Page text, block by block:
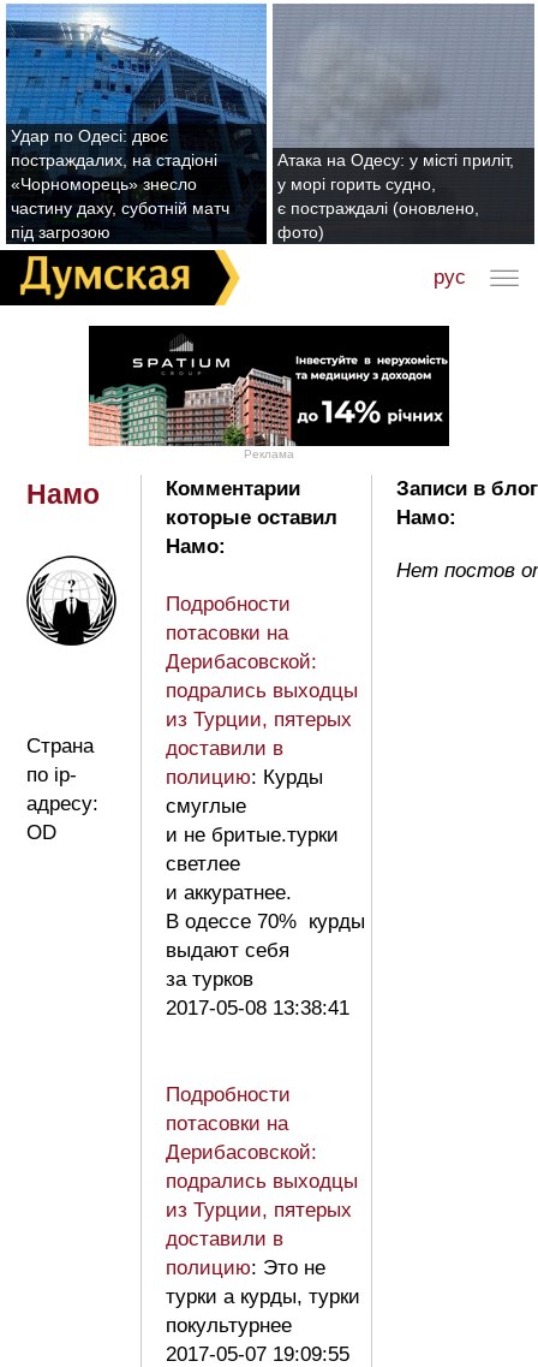
Удар по Одесі: двоє
постраждалих, на стадіоні
«Чорноморець» знесло
частину даху, суботній матч
під загрозою
Атака на Одесу: у місті приліт,
у морі горить судно,
є постраждалі (оновлено,
фото)
рус
Реклама
Намо
Страна
по ip-
адресу:
OD
Комментарии
которые оставил
Намо:
Подробности
потасовки на
Дерибасовской:
подрались выходцы
из Турции, пятерых
доставили в
полицию: Курды
смуглые
и не бритые.турки
светлее
и аккуратнее.
В одессе 70% курды
выдают себя
за турков
2017-05-08 13:38:41
Подробности
потасовки на
Дерибасовской:
подрались выходцы
из Турции, пятерых
доставили в
полицию: Это не
турки а курды, турки
покультурнее
2017-05-07 19:09:55
Записи в
Намо:
Нет постов